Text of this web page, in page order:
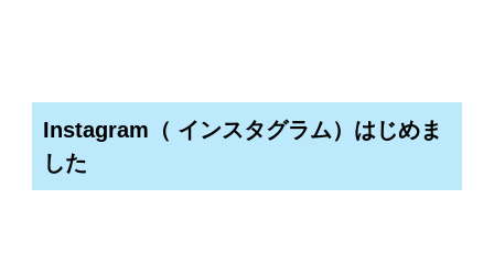
Instagram（ インスタグラム）はじめま
した